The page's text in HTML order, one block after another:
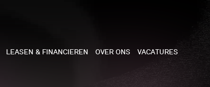
LEASEN & FINANCIEREN OVER ONS VACATURES